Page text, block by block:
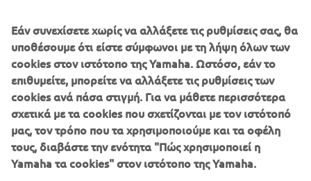
With its comfortable ergonomics, economical EURO5
engine and compact 3-wheel chassis, the stylish Tricity 125
scooter is one of the smartest and most efficient ways to
move around the city! Fully automatic transmission makes
it so easy to ride in traffic, and the twin front wheels give
enhanced feelings of stability.
Connected LCD instruments enable you to view
Εάν συνεχίσετε χωρίς να αλλάξετε τις ρυθμίσεις σας, θα
υποθέσουμε ότι είστε σύμφωνοι με τη λήψη όλων των
cookies στον ιστότοπο της Yamaha. Ωστόσο, εάν το
επιθυμείτε, μπορείτε να αλλάξετε τις ρυθμίσεις των
cookies ανά πάσα στιγμή. Για να μάθετε περισσότερα
σχετικά με τα cookies που σχετίζονται με τον ιστότοπό
μας, τον τρόπο που τα χρησιμοποιούμε και τα οφέλη
τους, διαβάστε την ενότητα "Πώς χρησιμοποιεί η
Yamaha τα cookies" στον ιστότοπο της Yamaha.